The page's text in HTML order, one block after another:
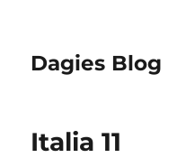
Dagies Blog
Italia 11